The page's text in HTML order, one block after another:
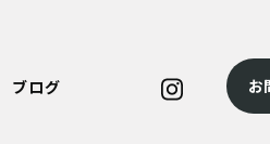
ブログ お